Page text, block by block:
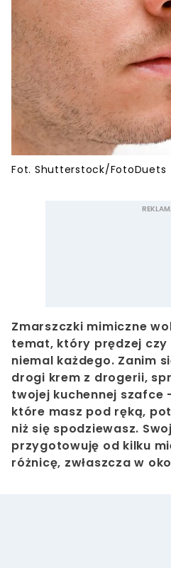
Fot. Shutterstock/FotoDuets
Zmarszczki mimiczne
temat, który prędzej
niemal każdego. Zanim
drogi krem z drogerii,
twojej kuchennej szafce
które masz pod ręką,
niż się spodziewasz.
przygotowuję od kilku
różnicę, zwłaszcza w